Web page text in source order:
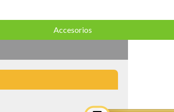
Accesorios